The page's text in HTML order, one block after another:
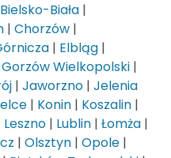
Bielsko-Biała |
| Chorzów |
| Elbląg |
Gorzów Wielkopolski |
| Jaworzno | Jelenia
| Konin | Koszalin |
Leszno | Lublin | Łomża |
| Olsztyn | Opole |